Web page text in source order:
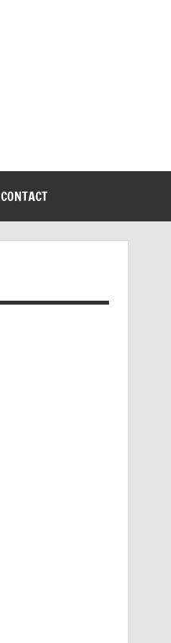
CONTACT